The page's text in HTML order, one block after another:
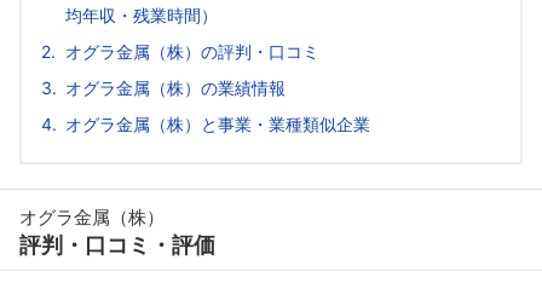
均年収・残業時間）
オグラ金属（株）の評判・口コミ
オグラ金属（株）の業績情報
オグラ金属（株）と事業・業種類似企業
オグラ金属（株）
評判・口コミ・評価